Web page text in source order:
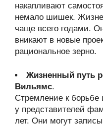
накапливают
немало шишек.
чаще всего годами.
вникают в новые
рациональное зерно.
Жизненный путь
Вильямс.
Стремление к борьбе
у представителей
лет. Они могут